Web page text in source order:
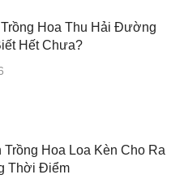
Trồng Hoa Thu Hải Đường
Hết Chưa?
Trồng Hoa Loa Kèn Cho Ra
Thời Điểm